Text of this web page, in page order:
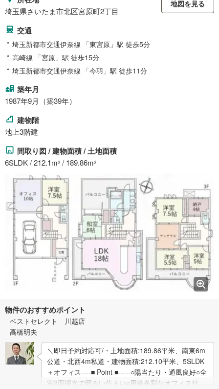
埼玉県さいたま市北区宮原町2丁目
地図を見る
交通
埼玉新都市交通伊奈線 「東宮原」駅 徒歩5分
高崎線 「宮原」駅 徒歩15分
埼玉新都市交通伊奈線 「今羽」駅 徒歩11分
築年月
1987年9月（築39年）
建物階
地上3階建
間取り図 / 建物面積 / 土地面積
6SLDK / 212.1m2 / 189.86m2
物件のおすすめポイント
ベストセレクト 川越店
高橋明夫
＼即日予約対応可/・土地面積:189.86平米、南東6m
公道・北西4m私道・建物面積:212.10平米、5SLDK
＋オフィス----■ Point ■-----○陽当たり・通風良好○全
室2面採光で明るい住まい○用途多彩なオフィス付…